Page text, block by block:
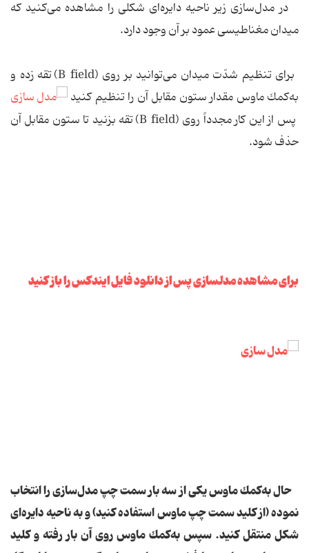
در مدل‌سازی زیر ناحیه دایره‌ای شكلی را مشاهده می‌كنید كه
میدان مغناطیسی عمود بر آن وجود دارد.
برای تنظیم شدّت میدان می‌توانید بر روی (B field) تقه زده و
به‌كمك ماوس مقدار ستون مقابل آن را تنظیم كنید
پس از این كار مجدداً روی (B field) تقه بزنید تا ستون مقابل آن
حذف شود.
برای مشاهده مدلسازی پس از دانلود فایل ایندکس را باز کنید
حال به‌كمك ماوس یكی از سه بار سمت چپ مدل‌سازی را انتخاب
نموده (از كلید سمت چپ ماوس استفاده كنید) و به ناحیه دایره‌ای
شكل منتقل كنید. سپس به‌كمك ماوس روی آن بار رفته و كلید